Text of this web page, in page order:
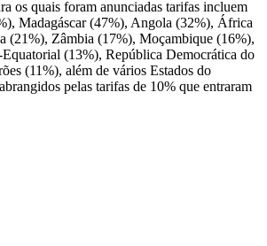
os quais foram anunciadas tarifas incluem
Madagáscar (47%), Angola (32%), África
(21%), Zâmbia (17%), Moçambique (16%),
(13%), República Democrática do
(11%), além de vários Estados do
pelas tarifas de 10% que entraram